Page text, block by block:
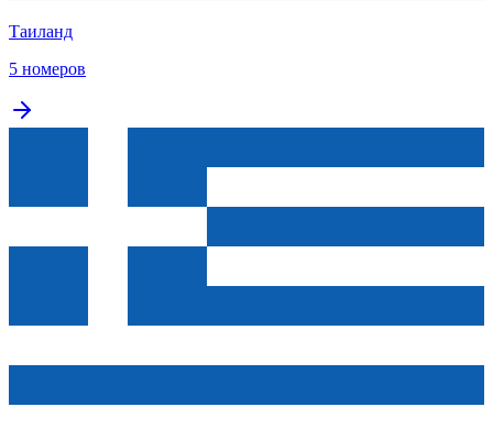
Таиланд
5 номеров